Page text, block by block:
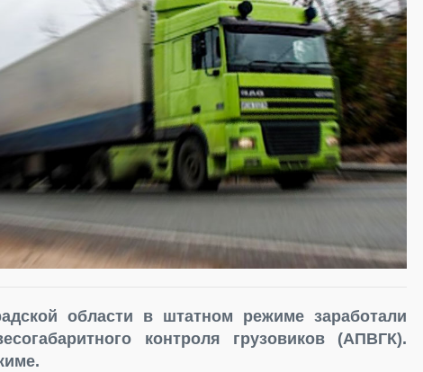
области в штатном режиме заработали
контроля грузовиков (АПВГК).